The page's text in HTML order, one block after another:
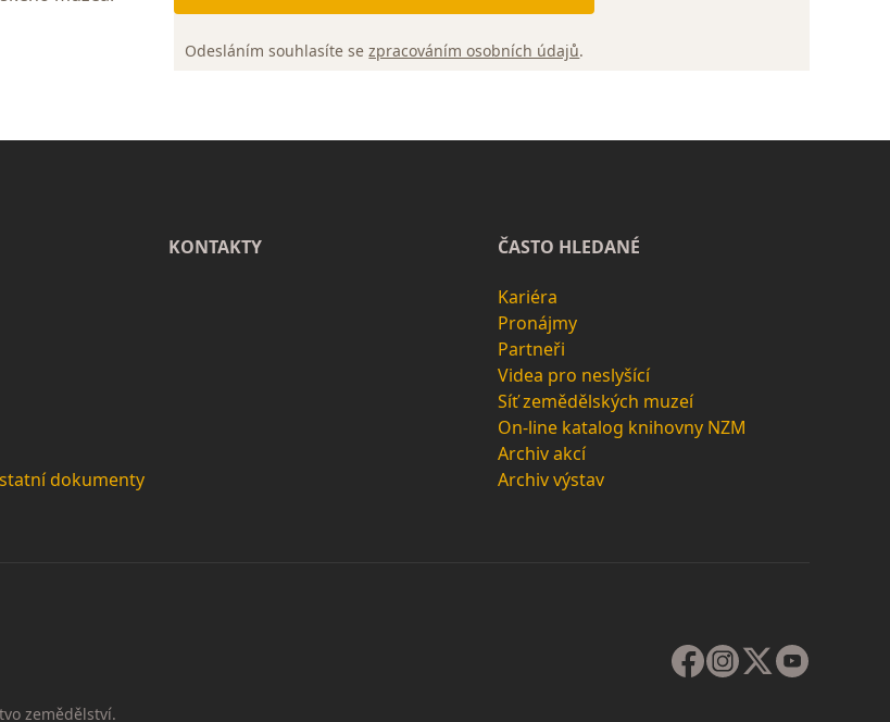
Odesláním souhlasíte sezpracováním osobních údajů.
dokumenty
KONTAKTY ČASTO HLEDANÉ
Kariéra
Pronájmy
Partneři
Videa pro neslyšící
Síť zemědělských muzeí
On-line katalog knihovny NZM
Archiv akcí
Archiv výstav
zemědělství.